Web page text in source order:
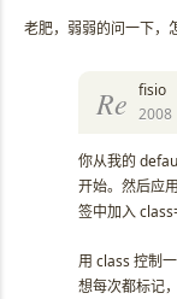
老肥，弱弱的问一下，
Re fisio
2008
你从我的
开始。然后应
签中加入
用 class 控制
想每次都标记